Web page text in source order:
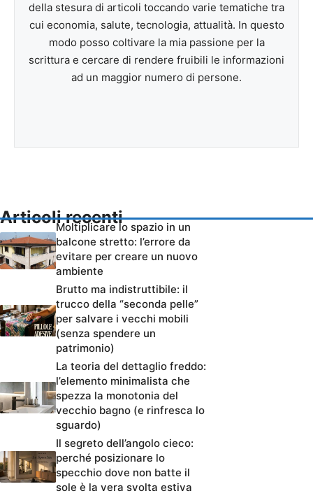
della stesura di articoli toccando varie tematiche tra
cui economia, salute, tecnologia, attualità. In questo
modo posso coltivare la mia passione per la
scrittura e cercare di rendere fruibili le informazioni
ad un maggior numero di persone.
Articoli recenti
Moltiplicare lo spazio in un
balcone stretto: l’errore da
evitare per creare un nuovo
ambiente
Brutto ma indistruttibile: il
trucco della “seconda pelle”
per salvare i vecchi mobili
(senza spendere un
patrimonio)
La teoria del dettaglio freddo:
l’elemento minimalista che
spezza la monotonia del
vecchio bagno (e rinfresca lo
sguardo)
Il segreto dell’angolo cieco:
perché posizionare lo
specchio dove non batte il
sole è la vera svolta estiva